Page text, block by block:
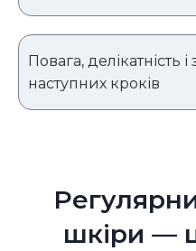
Повага, делікатність
наступних кроків
шкіри —